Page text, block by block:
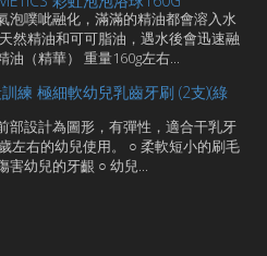
泡噗呲融化，滿滿的精油都會溶入水
然精油和可可脂油，遇水後會迅速融
油（精華） 重量160g左右...
練 極細軟幼兒乳齒牙刷 (2支)(綠
部設計為圖形，有彈性，適合干乳牙
左右的幼兒使用。 ○ 柔軟短小的刷毛
害幼兒的牙齦 ○ 幼兒...